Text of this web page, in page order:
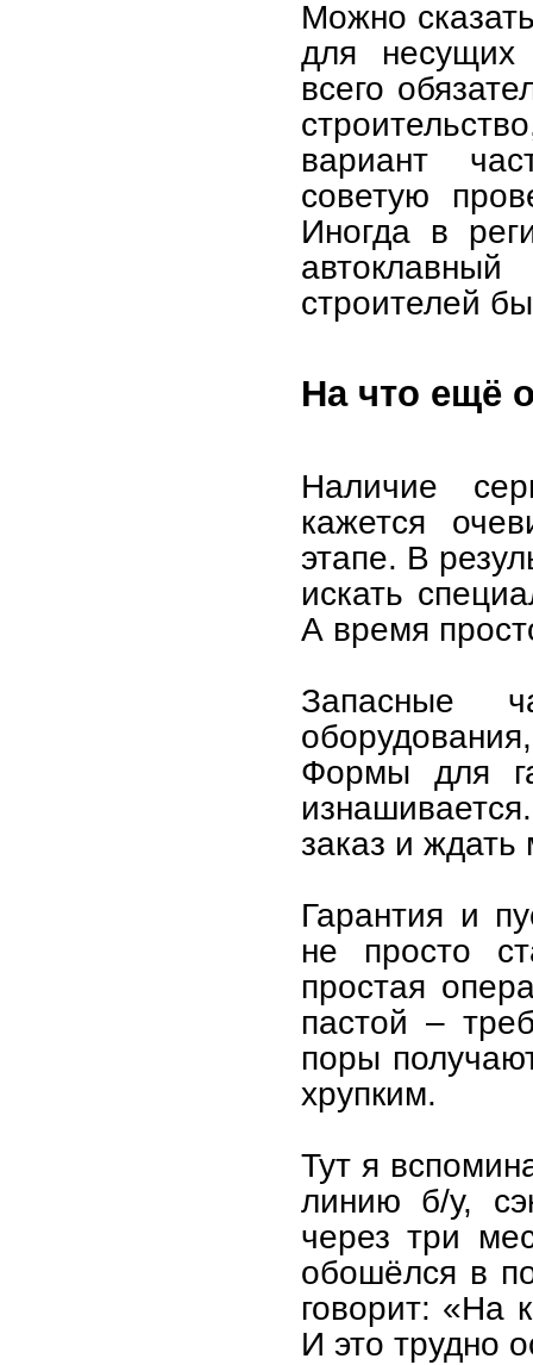
Можно
для несущих
всего
вариант
советую
Иногда в
строителей
На что ещё
Наличие
кажется
этапе. В
искать
А время
Запасные
Формы для
заказ и ждать
Гарантия и
не просто
простая
пастой –
поры
хрупким.
Тут я
линию б/у,
через три
обошёлся в
говорит: «На
И это трудно